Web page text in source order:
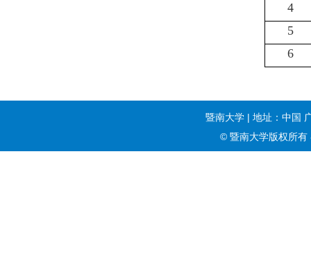
4
5
6
暨南大学 | 地址：中国
© 暨南大学版权所